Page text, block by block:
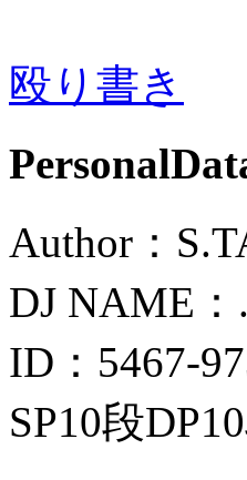
殴り書き
Author：
DJ NAME
ID：5467-
SP10段